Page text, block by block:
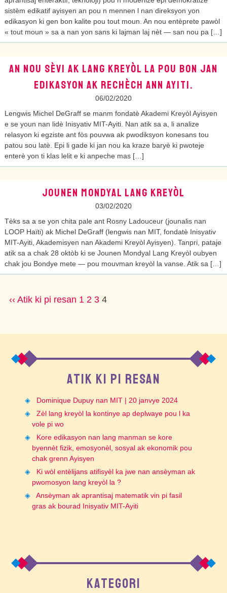
sistèm edikatif ayisyen an pou n mennen l nan direksyon yon
edikasyon ki gen bon kalite pou tout moun. An nou entèprete pawòl
« tout moun » sa a nan yon sans ki lajman laj nèt — san nou pa […]
AN NOU SÈVI AK LANG KREYÒL LA POU BON JAN
EDIKASYON AK RECHÈCH ANN AYITI.
06/02/2020
Lengwis Michel DeGraff se manm fondatè Akademi Kreyòl Ayisyen
e se youn nan lidè Inisyativ MIT-Ayiti. Nan atik sa a, li analize
relasyon ki egziste ant fòs pouvwa ak pwodiksyon konesans tou
patou sou latè. Epi li gade ki jan nou ka kraze baryè ki pwoteje
enterè yon ti klas lelit e ki anpeche mas […]
JOUNEN MONDYAL LANG KREYÒL
03/02/2020
Tèks sa a se yon chita pale ant Rosny Ladouceur (jounalis nan
LOOP Haïti) ak Michel DeGraff (lengwis nan MIT, fondatè Inisyativ
MIT-Ayiti, Akademisyen nan Akademi Kreyòl Ayisyen). Tanpri, pataje
atik sa a chak 28 oktòb ki se Jounen Mondyal Lang Kreyòl oubyen
chak jou Bondye mete — pou mouvman kreyòl la vanse. Atik sa […]
POSTS
‹‹ Atik ki pi resan 1 2 3 4
ATIK KI PI RESAN
Dominique Dupuy nan MIT | 20 janvye 2024
Zèl lang kreyòl la kontinye ap deplwaye pou l ka
vole pi wo
Kore edikasyon nan lang manman se kore
byennèt fizik, emosyonèl, sosyal ak ekonomik pou
chak grenn Ayisyen
Ki wòl entèlijans atifisyèl ka jwe nan ansèyman ak
pwomosyon lang kreyòl la ?
Ansèyman ak aprantisaj matematik vin pi fasil
gras ak bourad Inisyativ MIT-Ayiti
KATEGORI